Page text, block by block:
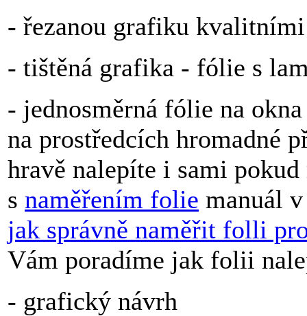
- řezanou grafiku
- tištěná grafika - fólie s
- jednosměrná fólie na
na prostředcích hromadné
hravě nalepíte i sami
s naměřením folie manuál
jak správně naměřit folli
Vám poradíme jak folii
- grafický návrh